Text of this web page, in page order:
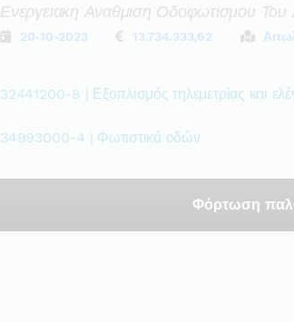
Ενεργειακη Αναθμιση Οδοφωτισμου Του
20-10-2023 13.734.333,62
32441200-8 | Εξοπλισμός τηλεμετρίας και
34993000-4 | Φωτιστικά οδών
Φόρτωση